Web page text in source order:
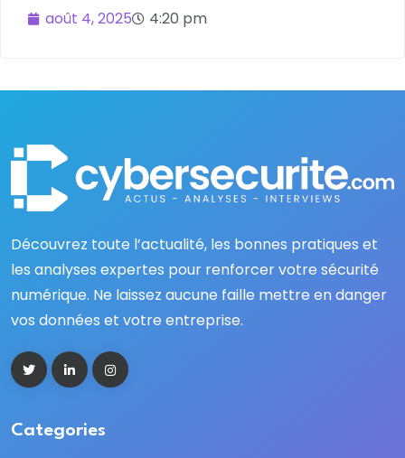
août 4, 2025
4:20 pm
Découvrez toute l’actualité, les bonnes pratiques et
les analyses expertes pour renforcer votre sécurité
numérique. Ne laissez aucune faille mettre en danger
vos données et votre entreprise.
Categories